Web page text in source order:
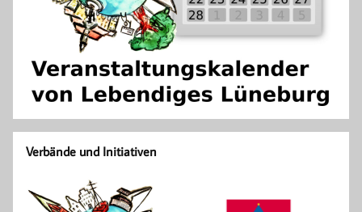
Verbände und Initiativen